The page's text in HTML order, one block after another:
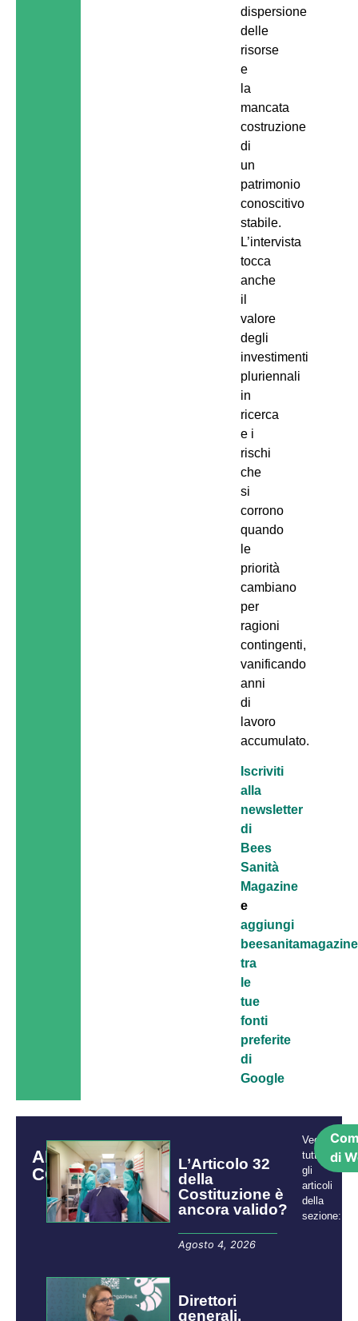
dispersione
delle
risorse
e
la
mancata
costruzione
di
un
patrimonio
conoscitivo
stabile.
L’intervista
tocca
anche
il
valore
degli
investimenti
pluriennali
in
ricerca
e i
rischi
che
si
corrono
quando
le
priorità
cambiano
per
ragioni
contingenti,
vanificando
anni
di
lavoro
accumulato.
Iscriviti
alla
newsletter
di
Bees
Sanità
Magazine
e
aggiungi
tra
le
tue
fonti
preferite
di
Google
ARTICOLI
CORRELATI
L’Articolo 32
della
Costituzione è
ancora valido?
Agosto 4, 2026
Direttori
generali,
Vedi
tutti
gli
articoli
della
sezione:
di